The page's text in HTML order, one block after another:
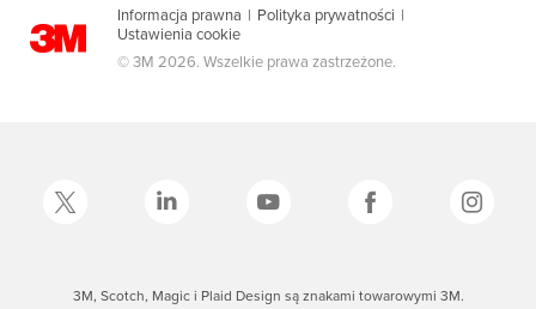
Informacja prawna | Polityka prywatności |
Ustawienia cookie
© 3M 2026. Wszelkie prawa zastrzeżone.
3M, Scotch, Magic i Plaid Design są znakami towarowymi 3M.